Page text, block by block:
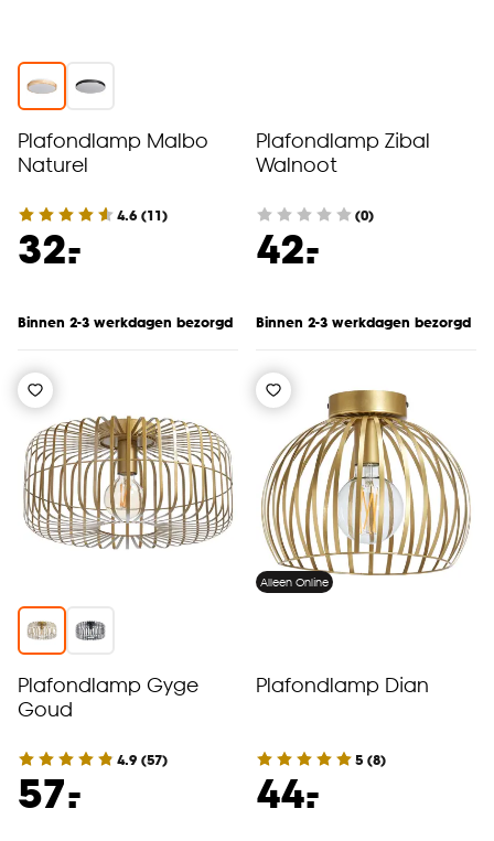
Plafondlamp Malbo
Naturel
4.6 (11)
32.
-
Binnen 2-3 werkdagen bezorgd
Plafondlamp Zibal
Walnoot
(0)
42.
-
Binnen 2-3 werkdagen bezorgd
Plafondlamp Gyge
Goud
4.9 (57)
57.
-
Alleen Online
Plafondlamp Dian
5 (8)
44.
-